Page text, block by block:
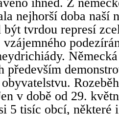
nejhorší doba naší
tvrdou represí
vzájemného
především
v době od 29.
5 tisíc obcí, některé